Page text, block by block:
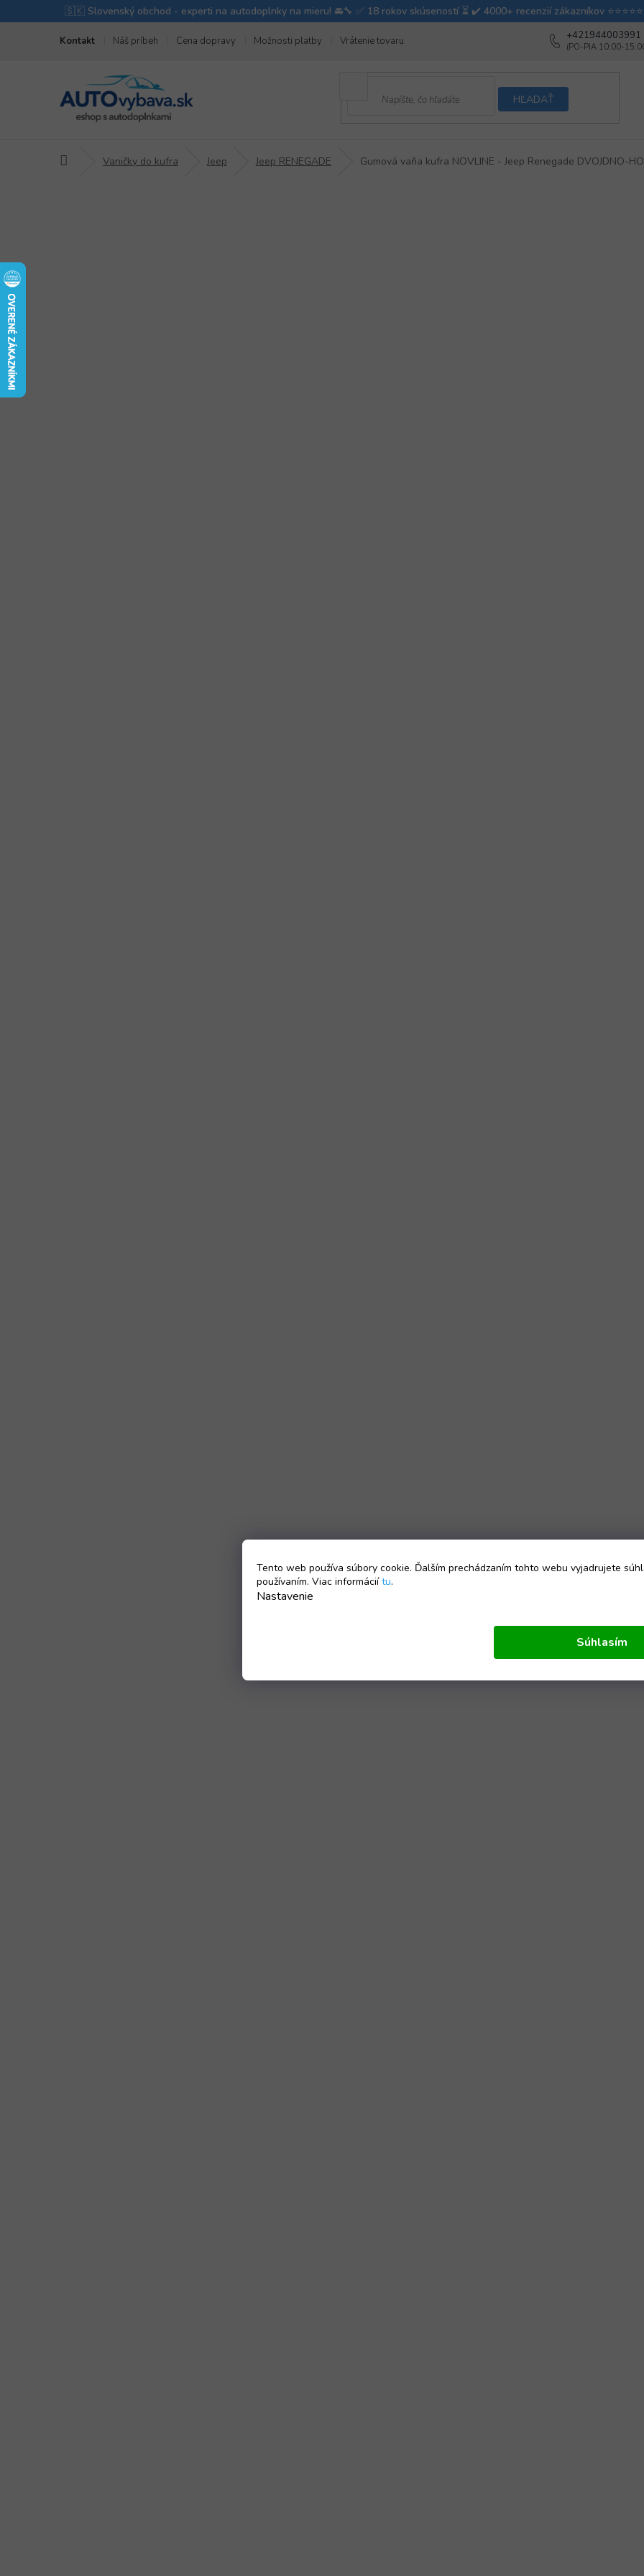
Tento web používa súbory cookie. Ďalším prechádzaním tohto webu vyjadrujete
používaním. Viac informáciítu.
Nastavenie
Súhlasím
Kontakt Náš príbeh Cena dopravy Možnosti platby Vrátenie tovaru Ako balíme v
+421944003991
HĽADAŤ
DomovVaničky do kufra Jeep Jeep RENEGADE Gumová vaňa kufra NOVLINE - Jeep Renegade DVOJDNO-